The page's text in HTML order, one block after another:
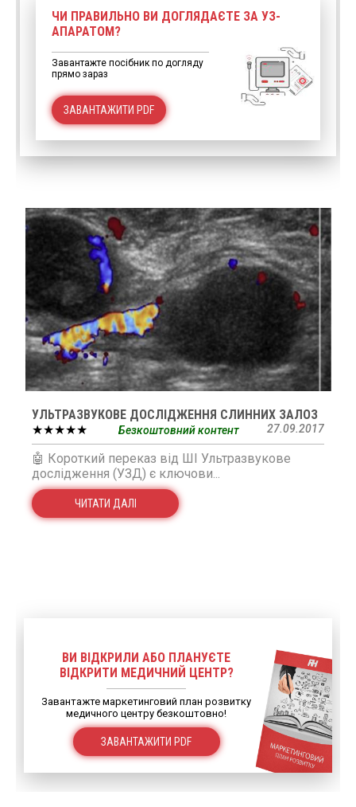
ЧИ ПРАВИЛЬНО ВИ ДОГЛЯДАЄТЕ ЗА УЗ-
АПАРАТОМ?
Завантажте посібник по догляду
прямо зараз
ЗАВАНТАЖИТИ PDF
УЛЬТРАЗВУКОВЕ ДОСЛІДЖЕННЯ СЛИННИХ ЗАЛОЗ
★★★★★
27.09.2017
Безкоштовний контент
🤖 Короткий переказ від ШІ Ультразвукове
дослідження (УЗД) є ключови...
ЧИТАТИ ДАЛІ
ВИ ВІДКРИЛИ АБО ПЛАНУЄТЕ
ВІДКРИТИ МЕДИЧНИЙ ЦЕНТР?
Завантажте маркетинговий план розвитку
медичного центру безкоштовно!
ЗАВАНТАЖИТИ PDF